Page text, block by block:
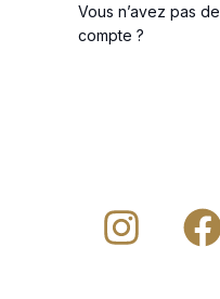
a
Vous n’avez pas de
compte ?